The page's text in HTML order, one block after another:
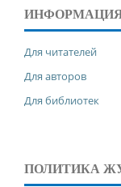
Для читателей
Для авторов
Для библиотек
ПОЛИТИКА